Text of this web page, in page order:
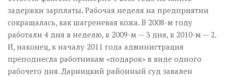
задержки зарплаты. Рабочая неделя на предприятии
сокращалась, как шагреневая кожа. В 2008-м году
работа­ли 4 дня в неделю, в 2009-м — 3 дня, в 2010-м — 2.
И, наконец, к началу 2011 года администрация
преподнесла работникам «подарок» в виде одного
рабочего дня. Дарницкий районный суд завален